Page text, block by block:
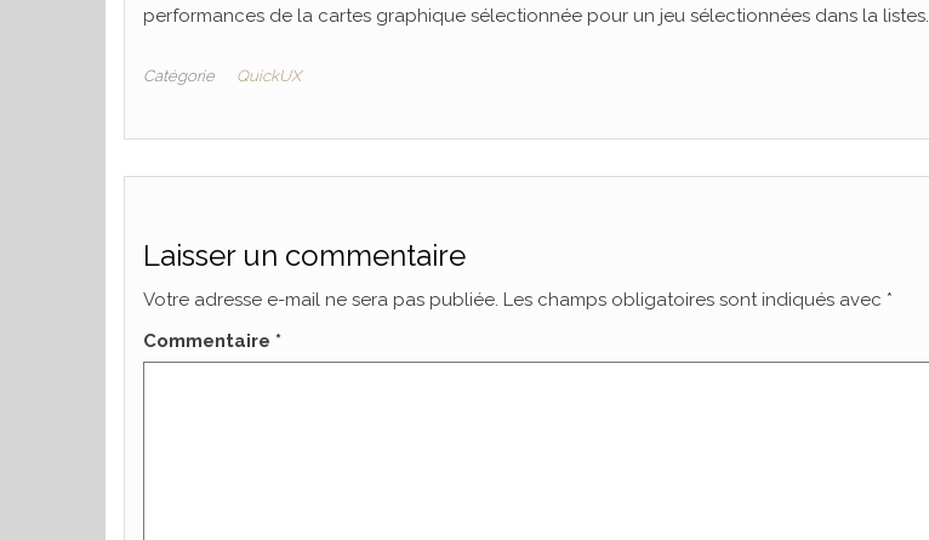
performances de la cartes graphique sélectionnée pour un jeu sélectionnées dans la listes.
Catégorie QuickUX
Laisser un commentaire
Votre adresse e-mail ne sera pas publiée. Les champs obligatoires sont indiqués avec *
Commentaire *